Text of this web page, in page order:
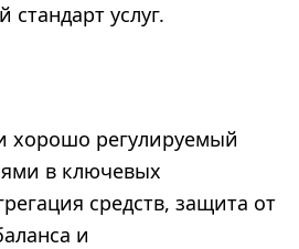
стандарт услуг.
регулируемый
в ключевых
средств, защита от
и